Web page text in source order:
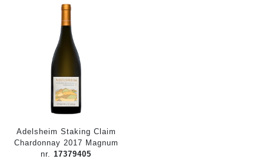
Adelsheim Staking Claim
Chardonnay 2017 Magnum
nr. 17379405